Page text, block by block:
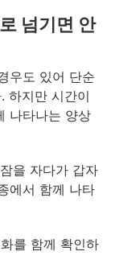
넘기면 안
우도 있어 단순
하지만 시간이
나타나는 양상
을 자다가 갑자
에서 함께 나타
를 함께 확인하